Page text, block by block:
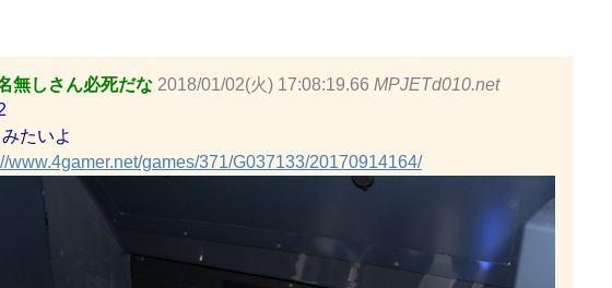
無しさん必死だな 2018/01/02(火) 17:08:19.66 MPJETd010.net
たいよ
www.4gamer.net/games/371/G037133/20170914164/